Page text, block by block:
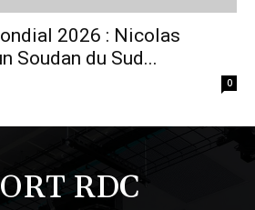
2026 : Nicolas
Soudan du Sud...
0
RDC